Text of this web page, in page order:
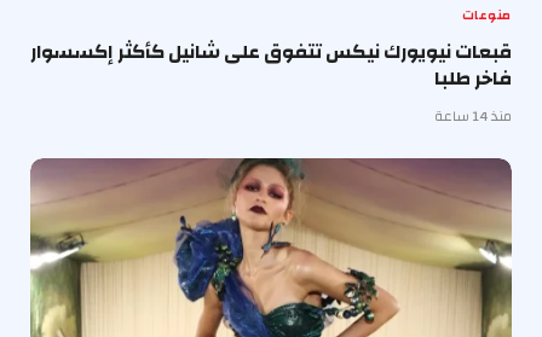
منوعات
قبعات نيويورك نيكس تتفوق على شانيل كأكثر إكسسوار
فاخر طلبا
منذ 14 ساعة